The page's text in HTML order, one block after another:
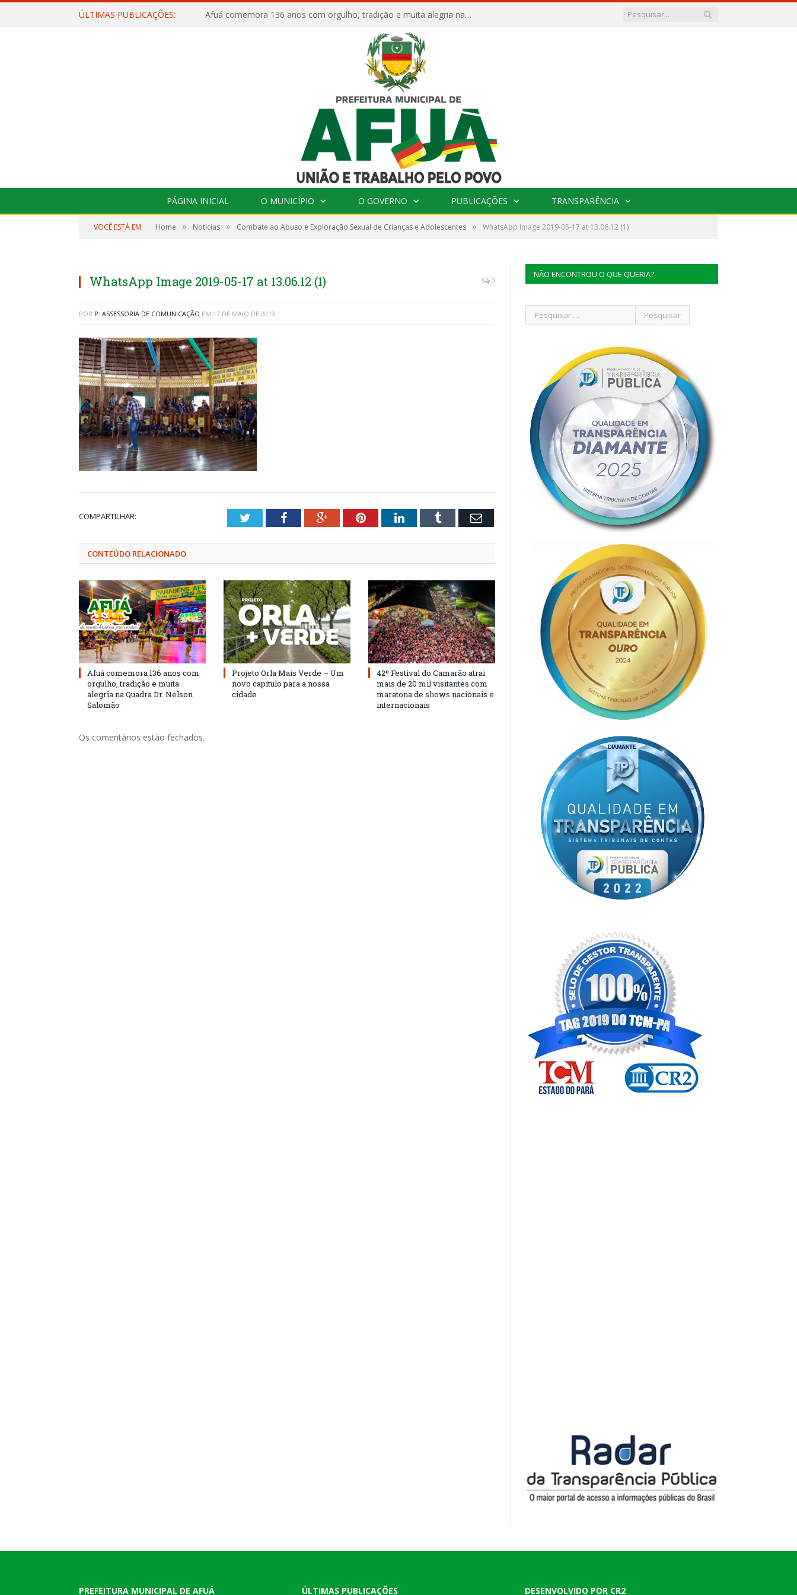
ÚLTIMAS PUBLICAÇÕES: Afuá comemora 136 anos com orgulho, tradição e muita alegria na Quadra Dr. Nelson Salomão
PÁGINA INICIAL O MUNICÍPIO O GOVERNO PUBLICAÇÕES TRANSPARÊNCIA
VOCÊ ESTÁ EM: Home » Notícias » Combate ao Abuso e Exploração Sexual de Crianças e Adolescentes » WhatsApp Image 2019-05-17 at 13.06.12 (1)
WhatsApp Image 2019-05-17 at 13.06.12 (1) 0
POR P: ASSESSORIA DE COMUNICAÇÃO EM 17 DE MAIO DE 2019
COMPARTILHAR: TwitterFacebookGoogle+PinterestLinkedInTumblr Email
CONTEÚDO RELACIONADO
Afuá comemora 136 anos com
orgulho, tradição e muita
alegria na Quadra Dr. Nelson
Salomão
Projeto Orla Mais Verde – Um
novo capítulo para a nossa
cidade
42º Festival do Camarão atrai
mais de 20 mil visitantes com
maratona de shows nacionais e
internacionais
Os comentários estão fechados.
NÃO ENCONTROU O QUE QUERIA?
PREFEITURA MUNICIPAL DE AFUÁ ÚLTIMAS PUBLICAÇÕES DESENVOLVIDO POR CR2